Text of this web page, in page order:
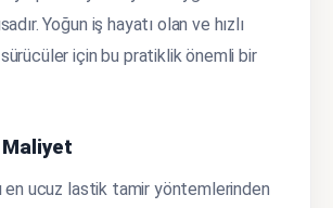
Yoğun iş hayatı olan ve hızlı
için bu pratiklik önemli bir
en ucuz lastik tamir yöntemlerinden